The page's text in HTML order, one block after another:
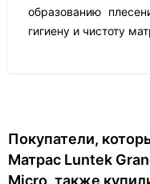
образованию
гигиену и чистоту
Покупатели,
Матрас Luntek
Micro, также